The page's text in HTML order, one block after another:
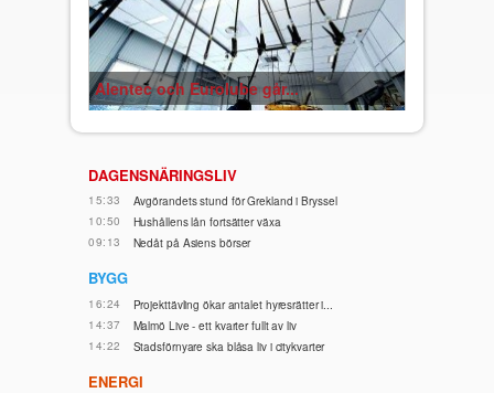
Alentec och Eurolube går...
DAGENSNÄRINGSLIV
15:33
Avgörandets stund för Grekland i Bryssel
10:50
Hushållens lån fortsätter växa
09:13
Nedåt på Asiens börser
BYGG
16:24
Projekttävling ökar antalet hyresrätter i...
14:37
Malmö Live - ett kvarter fullt av liv
14:22
Stadsförnyare ska blåsa liv i citykvarter
ENERGI